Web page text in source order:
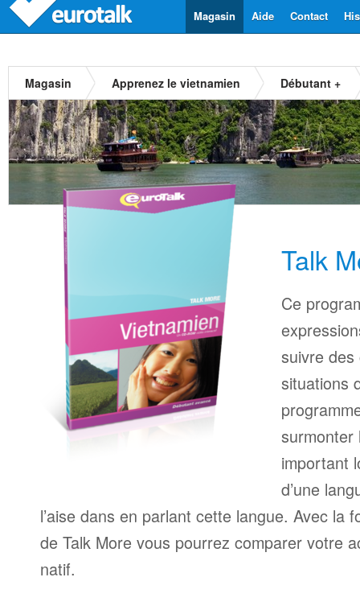
Contact
Aide
Magasin
Magasin Apprenez le vietnamien Débutant +
Talk
Ce
suivre
situations
surmonter
important
d’une
l’aise dans en parlant cette langue. Avec la
de Talk More vous pourrez comparer votre
natif.